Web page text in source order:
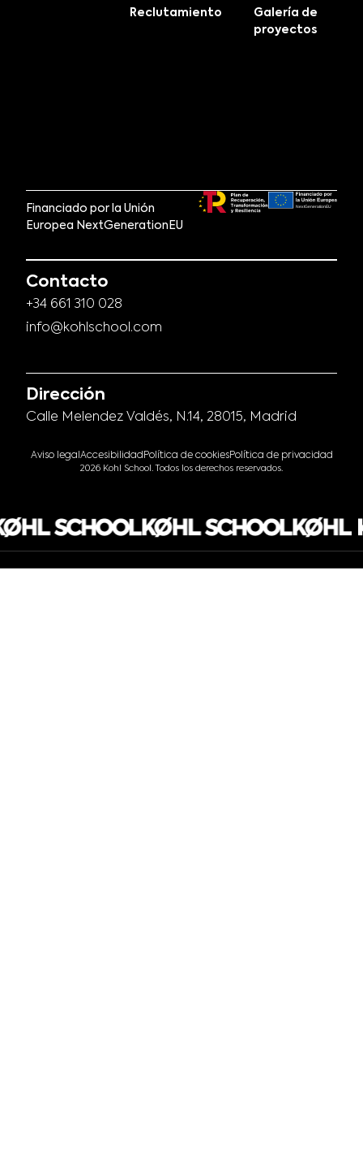
Reclutamiento
Galería de
proyectos
Financiado por la Unión
Europea NextGenerationEU
Contacto
+34 661 310 028
info@kohlschool.com
Dirección
Calle Melendez Valdés, N.14, 28015, Madrid
2026 Kohl School. Todos los derechos reservados.
Aviso legal AccesibilidadPolítica de cookiesPolítica de privacidad